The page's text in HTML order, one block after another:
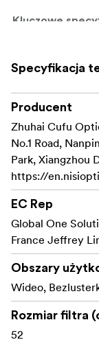
Kluczowe
• Zapewnia
rozpraszającymi
Dostępne
różnych
Etui na filtry
konstrukcję,
można je
zapewnia
Pomieści do 4
rozmiarze 95
Specyfikacja
Producent
Zhuhai Cufu
No.1 Road,
Park, Xiangzhou
https://
EC Rep
Global One
France Jeffrey
Obszary
Wideo,
Rozmiar filtra
52